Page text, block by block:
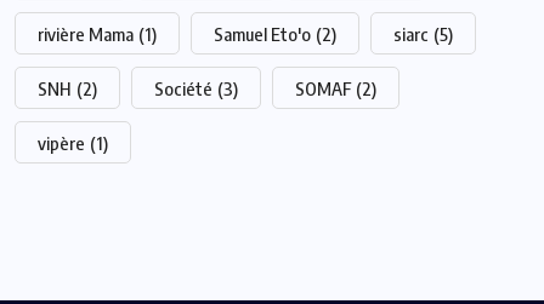
rivière Mama (1) Samuel Eto'o (2) siarc (5)
SNH (2) Société (3) SOMAF (2)
vipère (1)